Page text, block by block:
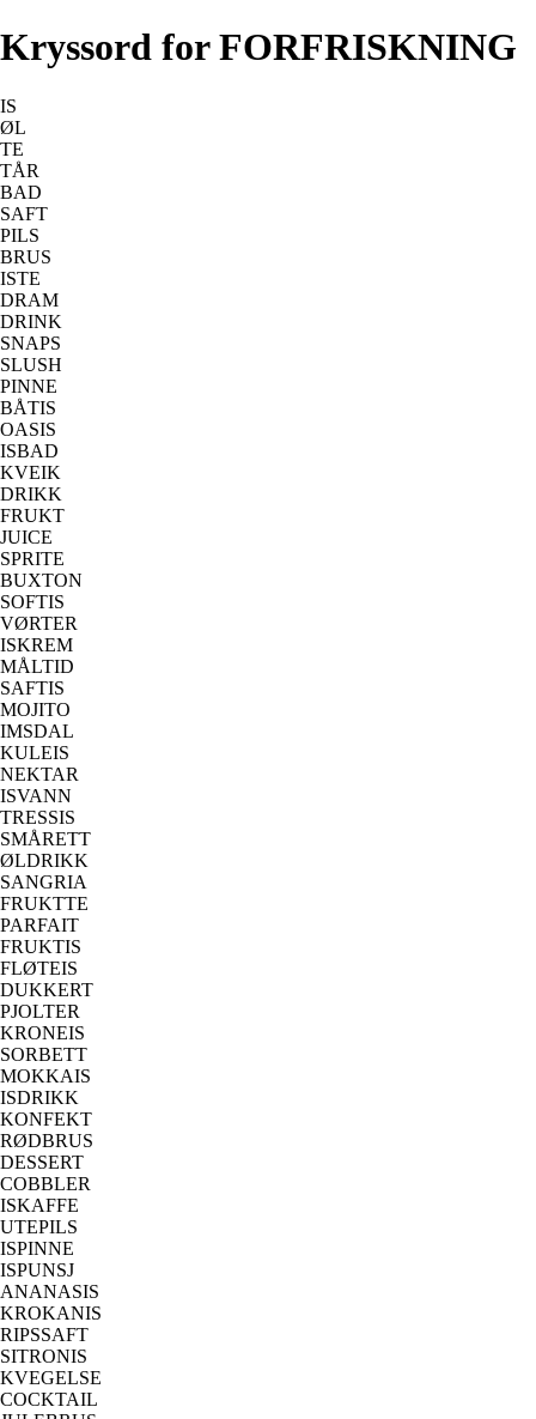
Kryssord for FORFRISKNING
IS
ØL
TE
TÅR
BAD
SAFT
PILS
BRUS
ISTE
DRAM
DRINK
SNAPS
SLUSH
PINNE
BÅTIS
OASIS
ISBAD
KVEIK
DRIKK
FRUKT
JUICE
SPRITE
BUXTON
SOFTIS
VØRTER
ISKREM
MÅLTID
SAFTIS
MOJITO
IMSDAL
KULEIS
NEKTAR
ISVANN
TRESSIS
SMÅRETT
ØLDRIKK
SANGRIA
FRUKTTE
PARFAIT
FRUKTIS
FLØTEIS
DUKKERT
PJOLTER
KRONEIS
SORBETT
MOKKAIS
ISDRIKK
KONFEKT
RØDBRUS
DESSERT
COBBLER
ISKAFFE
UTEPILS
ISPINNE
ISPUNSJ
ANANASIS
KROKANIS
RIPSSAFT
SITRONIS
KVEGELSE
COCKTAIL